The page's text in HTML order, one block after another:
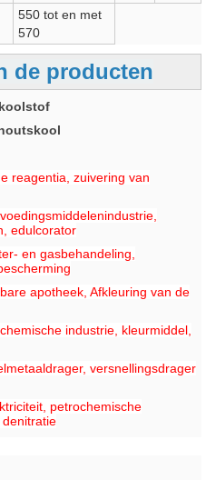
550 tot en met
570
de producten
reagentia, zuivering van
edulcorator
en gasbehandeling,
apotheek, Afkleuring van de
industrie, kleurmiddel,
versnellingsdrager
petrochemische